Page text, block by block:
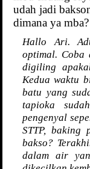
udah jadi
dimana ya
Hallo Ari.
optimal. Coba
digiling
Kedua waktu
batu yang
tapioka
pengenyal
STTP, baking
bakso?
dalam air